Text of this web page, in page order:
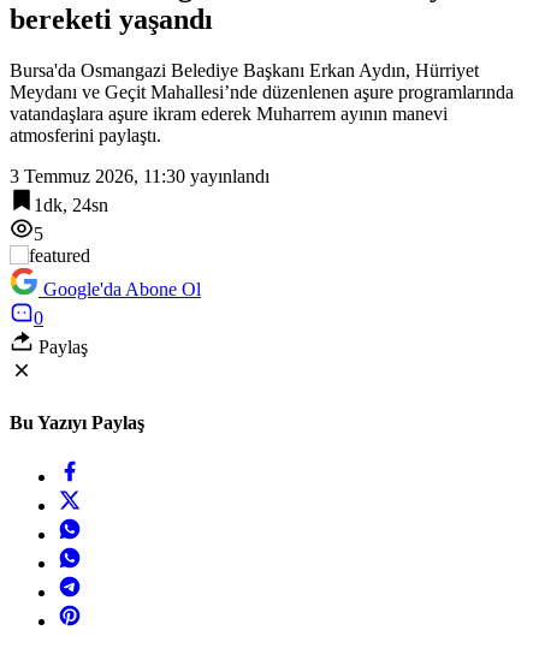
23:18
Cumhurbaşkanı Erdoğan, Suudi Arabistan yolcusu
bereketi yaşandı
Bursa'da Osmangazi Belediye Başkanı Erkan Aydın, Hürriyet
Meydanı ve Geçit Mahallesi’nde düzenlenen aşure programlarında
vatandaşlara aşure ikram ederek Muharrem ayının manevi
atmosferini paylaştı.
3 Temmuz 2026, 11:30 yayınlandı
1dk, 24sn
5
Google'da Abone Ol
0
Paylaş
Bu Yazıyı Paylaş